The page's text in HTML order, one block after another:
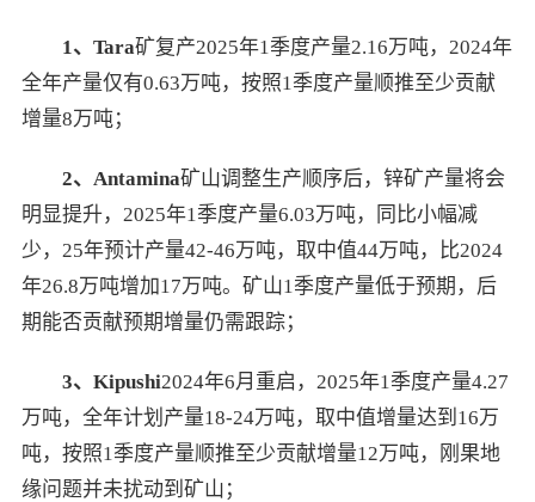
1、Tara矿复产2025年1季度产量2.16万吨，2024年
全年产量仅有0.63万吨，按照1季度产量顺推至少贡献
增量8万吨；
2、Antamina矿山调整生产顺序后，锌矿产量将会
明显提升，2025年1季度产量6.03万吨，同比小幅减
少，25年预计产量42-46万吨，取中值44万吨，比2024
年26.8万吨增加17万吨。矿山1季度产量低于预期，后
期能否贡献预期增量仍需跟踪；
3、Kipushi2024年6月重启，2025年1季度产量4.27
万吨，全年计划产量18-24万吨，取中值增量达到16万
吨，按照1季度产量顺推至少贡献增量12万吨，刚果地
缘问题并未扰动到矿山；